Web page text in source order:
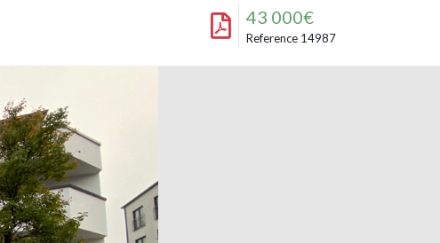
43 000€
Reference 14987